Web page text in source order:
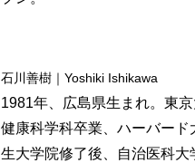
石川善樹｜Yoshiki Ishikawa
1981年、広島県生まれ。東
健康科学科卒業、ハーバード
生大学院修了後、自治医科大